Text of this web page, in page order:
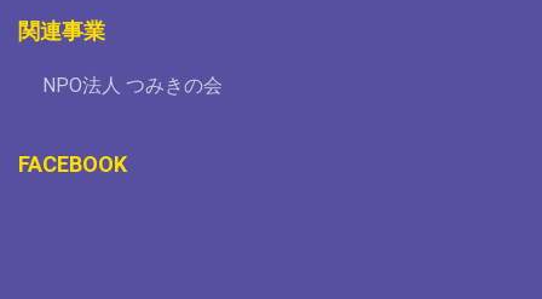
関連事業
NPO法人 つみきの会
FACEBOOK